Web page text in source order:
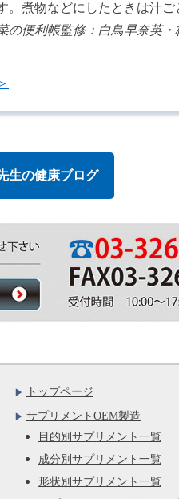
。煮物などにしたときは汁ご
の便利帳監修：白鳥早奈英・
生の健康ブログ
トップページ
サプリメントOEM製造
目的別サプリメント一覧
成分別サプリメント一覧
形状別サプリメント一覧